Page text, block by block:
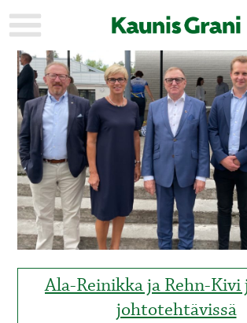
KAUPUNKI
STADEN
AJANKOHTAISTA
AKTUELLT
URHEILU
IDROTT
KULTTUURI
KULTUR
HISTORIA
HISTORIA
YLEINEN
ALLMÄN
MAINOSTAJILLE
FÖR
ANNONSÖRER
Ala-Reinikka ja Rehn-
johtotehtävissä